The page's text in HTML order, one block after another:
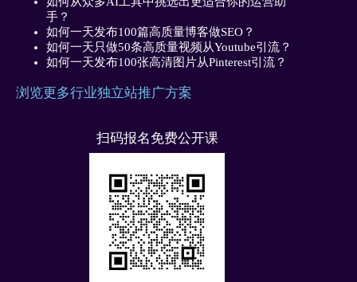
手？
如何一天发布100篇高质量博客做SEO？
如何一天只做50条高质量视频从Youtube引流？
如何一天发布100张高清图片从Pinterest引流？
浏览更多行业独立站推广方案
扫码报名免费公开课